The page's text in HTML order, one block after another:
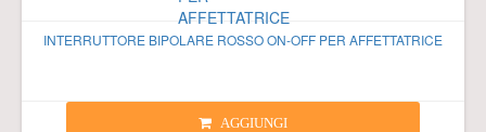
INTERRUTTORE BIPOLARE ROSSO ON-OFF PER AFFETTATRICE
AGGIUNGI